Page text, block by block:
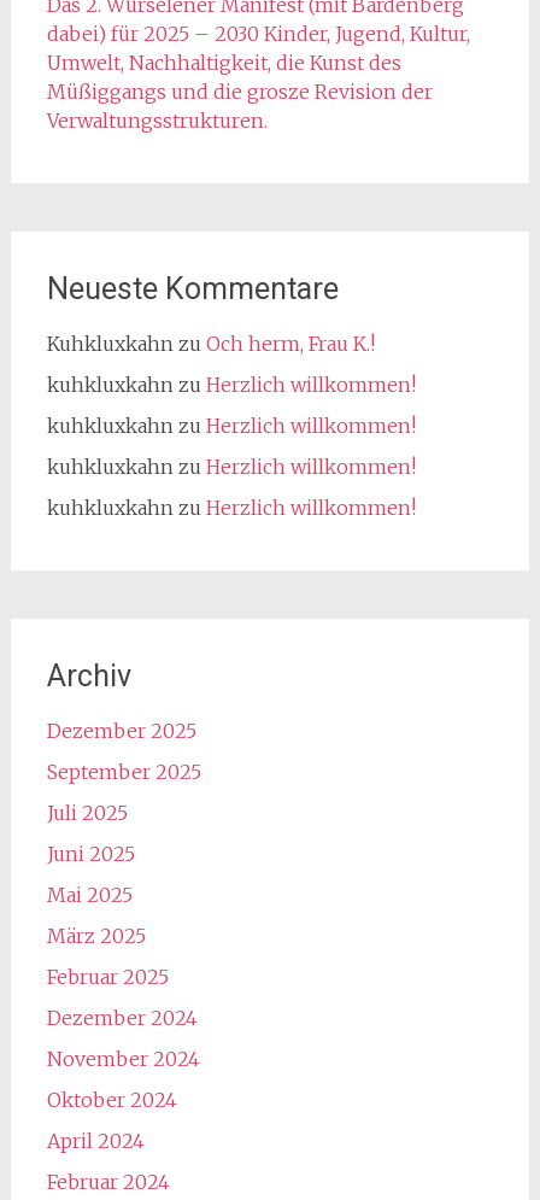
Das 2. Würselener Manifest (mit Bardenberg
dabei) für 2025 – 2030 Kinder, Jugend, Kultur,
Umwelt, Nachhaltigkeit, die Kunst des
Müßiggangs und die grosze Revision der
Verwaltungsstrukturen.
Neueste Kommentare
Kuhkluxkahnzu Och herm, Frau K.!
kuhkluxkahnzu Herzlich willkommen!
kuhkluxkahnzu Herzlich willkommen!
kuhkluxkahnzu Herzlich willkommen!
kuhkluxkahnzu Herzlich willkommen!
Archiv
Dezember 2025
September 2025
Juli 2025
Juni 2025
Mai 2025
März 2025
Februar 2025
Dezember 2024
November 2024
Oktober 2024
April 2024
Februar 2024